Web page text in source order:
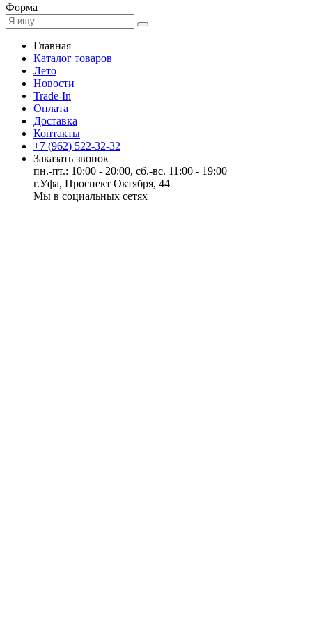
Форма
Главная
Каталог товаров
Лето
Новости
Trade-In
Оплата
Доставка
Контакты
+7 (962) 522-32-32
Заказать звонок
пн.-пт.: 10:00 - 20:00, сб.-вс. 11:00 - 19:00
г.Уфа, Проспект Октября, 44
Мы в социальных сетях